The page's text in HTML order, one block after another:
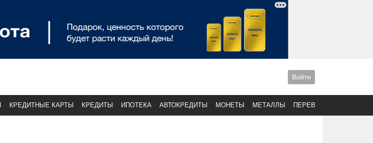
Войти
КРЕДИТНЫЕ КАРТЫ КРЕДИТЫ ИПОТЕКА АВТОКРЕДИТЫ МОНЕТЫ МЕТАЛЛЫ ПЕРЕВОДЫ